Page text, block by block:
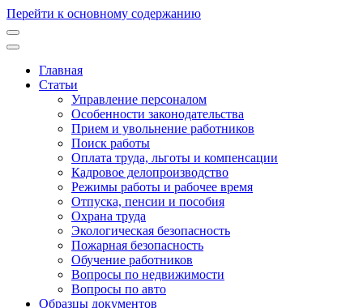
Перейти к основному содержанию
Основная
навигация
Главная
Статьи
Управление персоналом
Особенности законодательства
Прием и увольнение работников
Поиск работы
Оплата труда, льготы и компенсации
Кадровое делопроизводство
Режимы работы и рабочее время
Отпуска, пенсии и пособия
Охрана труда
Экологическая безопасность
Пожарная безопасность
Обучение работников
Вопросы по недвижимости
Вопросы по авто
Образцы документов